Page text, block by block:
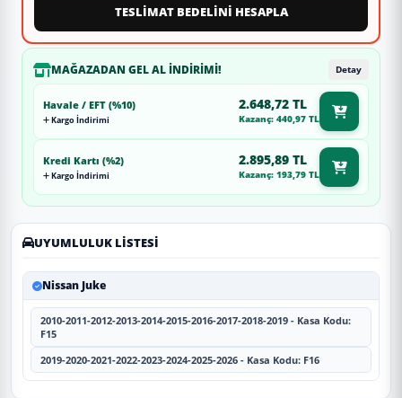
TESLİMAT BEDELİNİ HESAPLA
MAĞAZADAN GEL AL İNDIRIMI! Detay
Havale / EFT (%10)
Kargo İndirimi
2.648,72 TL
Kazanç: 440,97 TL
Kredi Kartı (%2)
Kargo İndirimi
2.895,89 TL
Kazanç: 193,79 TL
UYUMLULUK LISTESI
Nissan Juke
2010-2011-2012-2013-2014-2015-2016-2017-2018-2019 - Kasa Kodu:
F15
2019-2020-2021-2022-2023-2024-2025-2026 - Kasa Kodu: F16